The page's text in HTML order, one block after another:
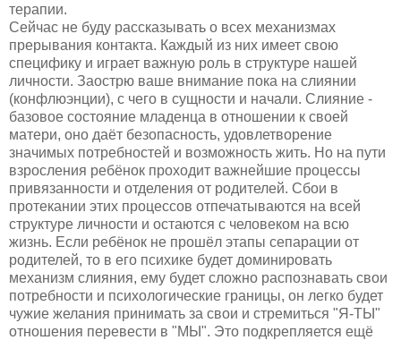
терапии.
Сейчас не буду рассказывать о всех механизмах
прерывания контакта. Каждый из них имеет свою
специфику и играет важную роль в структуре нашей
личности. Заострю ваше внимание пока на слиянии
(конфлюэнции), с чего в сущности и начали. Слияние -
базовое состояние младенца в отношении к своей
матери, оно даёт безопасность, удовлетворение
значимых потребностей и возможность жить. Но на пути
взросления ребёнок проходит важнейшие процессы
привязанности и отделения от родителей. Сбои в
протекании этих процессов отпечатываются на всей
структуре личности и остаются с человеком на всю
жизнь. Если ребёнок не прошёл этапы сепарации от
родителей, то в его психике будет доминировать
механизм слияния, ему будет сложно распознавать свои
потребности и психологические границы, он легко будет
чужие желания принимать за свои и стремиться "Я-ТЫ"
отношения перевести в "МЫ". Это подкрепляется ещё